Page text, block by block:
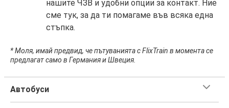
нашите ЧЗВ и удобни опции за контакт. Ние
сме тук, за да ти помагаме във всяка една
стъпка.
* Моля, имай предвид, че пътуванията с FlixTrain в момента се
предлагат само в Германия и Швеция.
Автобуси